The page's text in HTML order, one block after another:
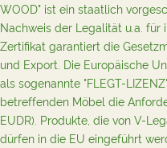
WOOD" ist ein staatlich
Nachweis der Legalität u.a. für
Zertifikat garantiert die
und Export. Die Europäische
als sogenannte "FLEGT-
betreffenden Möbel die
EUDR). Produkte, die von V-
dürfen in die EU eingeführt